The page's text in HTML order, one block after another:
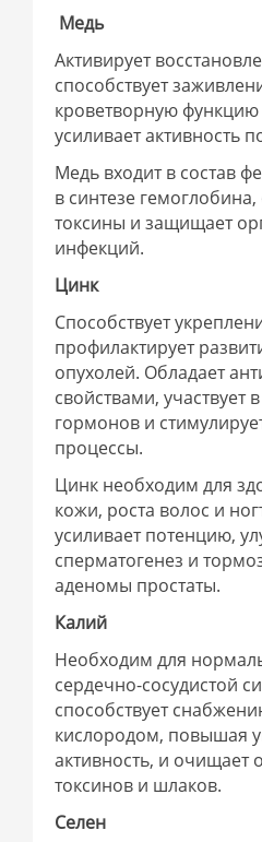
Медь
Активирует
способствует
кроветворную функцию
усиливает активность
Медь входит в состав
в синтезе
токсины и защищает
инфекций.
Цинк
Способствует
профилактирует
опухолей. Обладает
свойствами, участвует
гормонов и
процессы.
Цинк необходим для
кожи, роста волос и
усиливает потенцию,
сперматогенез и
аденомы простаты.
Калий
Необходим для
сердечно-сосудистой
способствует
кислородом, повышая
активность, и очищает
токсинов и шлаков.
Селен